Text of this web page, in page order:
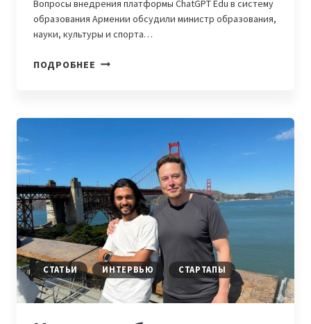
Вопросы внедрения платформы ChatGPT Edu в систему
образования Армении обсудили министр образования,
науки, культуры и спорта…
ПОДРОБНЕЕ В
ПОДПИСОК
НА
CHATGPT
EDU
СТАТЬИ ИНТЕРВЬЮ СТАРТАПЫ